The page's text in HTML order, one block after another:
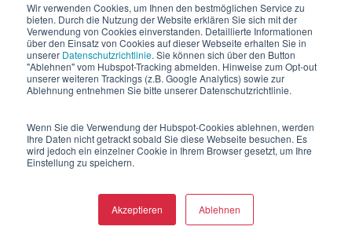
Wir verwenden Cookies, um Ihnen den bestmöglichen Service zu
bieten. Durch die Nutzung der Website erklären Sie sich mit der
Verwendung von Cookies einverstanden. Detaillierte Informationen
über den Einsatz von Cookies auf dieser Webseite erhalten Sie in
unserer Datenschutzrichtlinie. Sie können sich über den Button
"Ablehnen" vom Hubspot-Tracking abmelden. Hinweise zum Opt-out
unserer weiteren Trackings (z.B. Google Analytics) sowie zur
Ablehnung entnehmen Sie bitte unserer Datenschutzrichtlinie.
Wenn Sie die Verwendung der Hubspot-Cookies ablehnen, werden
Ihre Daten nicht getrackt sobald Sie diese Webseite besuchen. Es
wird jedoch ein einzelner Cookie in Ihrem Browser gesetzt, um Ihre
Einstellung zu speichern.
Akzeptieren Ablehnen